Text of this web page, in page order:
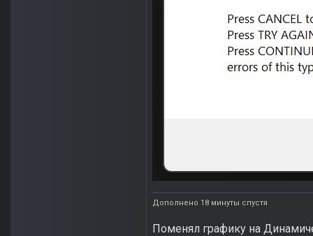
Дополнено 18 минуты спустя
Поменял графику на